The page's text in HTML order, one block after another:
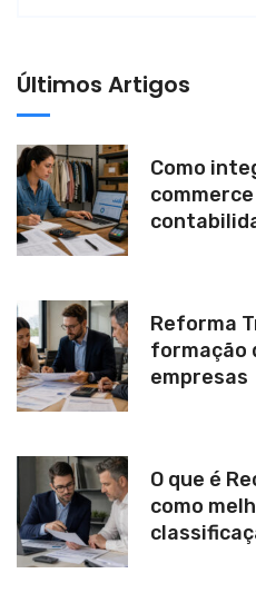
e
:
Últimos Artigos
Como
Reforma
formação
empresas
O que é
como